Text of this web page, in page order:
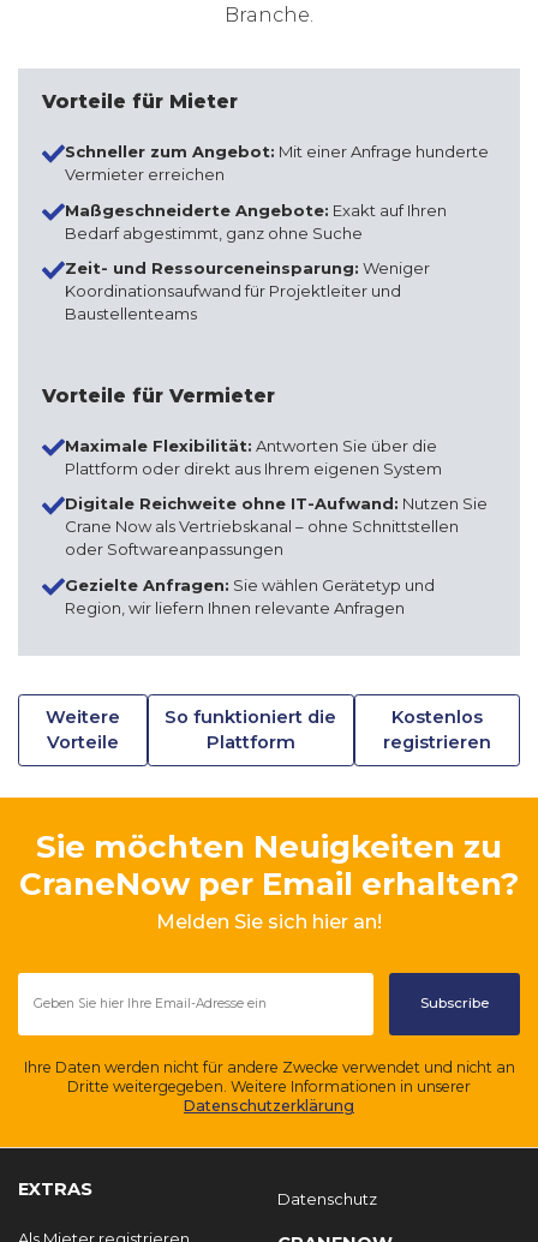
Branche.
Vorteile für Mieter
Schneller zum Angebot: Mit einer Anfrage hunderte
Vermieter erreichen
Maßgeschneiderte Angebote: Exakt auf Ihren
Bedarf abgestimmt, ganz ohne Suche
Zeit- und Ressourceneinsparung: Weniger
Koordinationsaufwand für Projektleiter und
Baustellenteams
Vorteile für Vermieter
Maximale Flexibilität: Antworten Sie über die
Plattform oder direkt aus Ihrem eigenen System
Digitale Reichweite ohne IT-Aufwand: Nutzen Sie
Crane Now als Vertriebskanal – ohne Schnittstellen
oder Softwareanpassungen
Gezielte Anfragen: Sie wählen Gerätetyp und
Region, wir liefern Ihnen relevante Anfragen
Weitere
Vorteile
So funktioniert die
Plattform
Kostenlos
registrieren
Sie möchten Neuigkeiten zu
CraneNow per Email erhalten?
Melden Sie sich hier an!
Ihre Daten werden nicht für andere Zwecke verwendet und nicht an
Dritte weitergegeben. Weitere Informationen in unserer
Datenschutzerklärung
EXTRAS Datenschutz